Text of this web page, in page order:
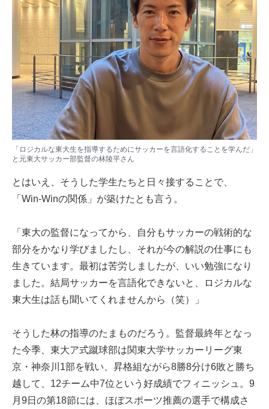
「ロジカルな東大生を指導するためにサッカーを言語化することを学んだ」
と元東大サッカー部監督の林陵平さん
とはいえ、そうした学生たちと日々接することで、
「Win-Winの関係」が築けたとも言う。
「東大の監督になってから、自分もサッカーの戦術的な
部分をかなり学びましたし、それが今の解説の仕事にも
生きています。最初は苦労しましたが、いい勉強になり
ました。結局サッカーを言語化できないと、ロジカルな
東大生は話も聞いてくれませんから（笑）」
そうした林の指導のたまものだろう。監督最終年となっ
た今季、東大ア式蹴球部は関東大学サッカーリーグ東
京・神奈川1部を戦い、昇格組ながら8勝8分け6敗と勝ち
越して、12チーム中7位という好成績でフィニッシュ。9
月9日の第18節には、ほぼスポーツ推薦の選手で構成さ